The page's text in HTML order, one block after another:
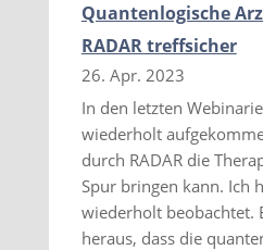
Quantenlogische
RADAR treffsicher
26. Apr. 2023
In den letzten
wiederholt
durch RADAR die
Spur bringen kann. Ich
wiederholt beobachtet.
heraus, dass die